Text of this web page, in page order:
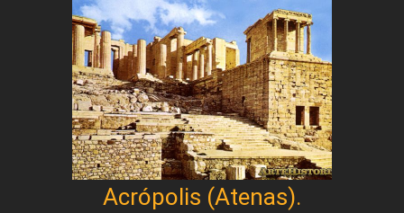
Acrópolis (Atenas).